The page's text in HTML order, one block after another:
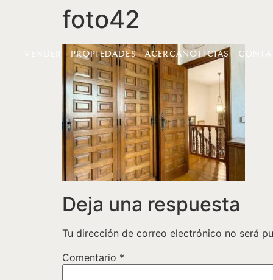
PROPIEDADES ACERCANOTICIAS
foto42
Deja una respuesta
Tu dirección de correo electrónico no será
Comentario *